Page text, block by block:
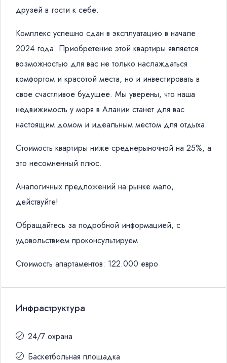
друзей в гости к себе.
Комплекс успешно сдан в эксплуатацию в начале
2024 года. Приобретение этой квартиры является
возможностью для вас не только наслаждаться
комфортом и красотой места, но и инвестировать в
свое счастливое будущее. Мы уверены, что наша
недвижимость у моря в Алании станет для вас
настоящим домом и идеальным местом для отдыха.
Стоимость квартиры ниже среднерыночной на 25%, а
это несомненный плюс.
Аналогичных предложений на рынке мало,
действуйте!
Обращайтесь за подробной информацией, с
удовольствием проконсультируем.
Стоимость апартаментов: 122.000 евро
Инфраструктура
24/7 охрана
Баскетбольная площадка